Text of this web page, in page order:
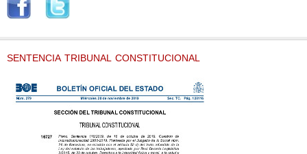
SENTENCIA TRIBUNAL CONSTITUCIONAL